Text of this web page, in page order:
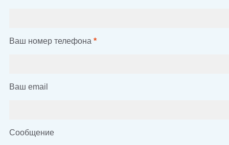
Ваш номер телефона *
Ваш email
Сообщение